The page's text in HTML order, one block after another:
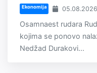
Ekonomija
Osamnaest rudara
kojima se ponovo
Nedžad Durakovi...